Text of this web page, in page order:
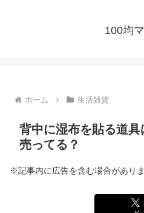
100均
ホーム 生活雑貨
背中に湿布を貼る道
売ってる？
※記事内に広告を含む場合があり